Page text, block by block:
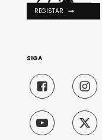
REGISTAR
SIGA